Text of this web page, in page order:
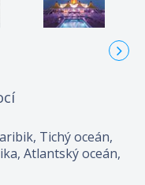
Tichý oceán,
Atlantský oceán,